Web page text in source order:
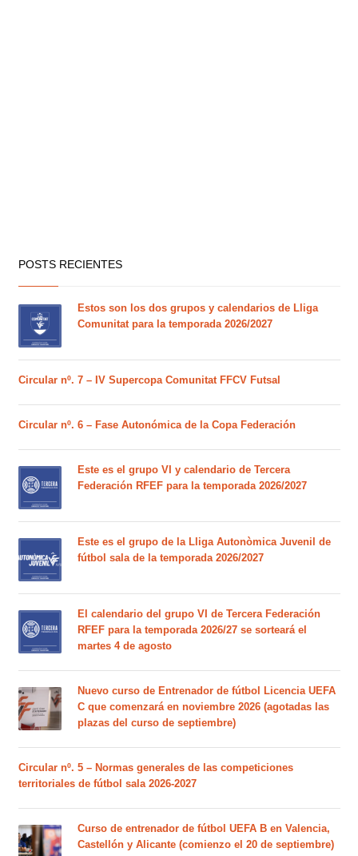
POSTS RECIENTES
Estos son los dos grupos y calendarios de Lliga
Comunitat para la temporada 2026/2027
Circular nº. 7 – IV Supercopa Comunitat FFCV Futsal
Circular nº. 6 – Fase Autonómica de la Copa Federación
Este es el grupo VI y calendario de Tercera
Federación RFEF para la temporada 2026/2027
Este es el grupo de la Lliga Autonòmica Juvenil de
fútbol sala de la temporada 2026/2027
El calendario del grupo VI de Tercera Federación
RFEF para la temporada 2026/27 se sorteará el
martes 4 de agosto
Nuevo curso de Entrenador de fútbol Licencia UEFA
C que comenzará en noviembre 2026 (agotadas las
plazas del curso de septiembre)
Circular nº. 5 – Normas generales de las competiciones
territoriales de fútbol sala 2026-2027
Curso de entrenador de fútbol UEFA B en Valencia,
Castellón y Alicante (comienzo el 20 de septiembre)